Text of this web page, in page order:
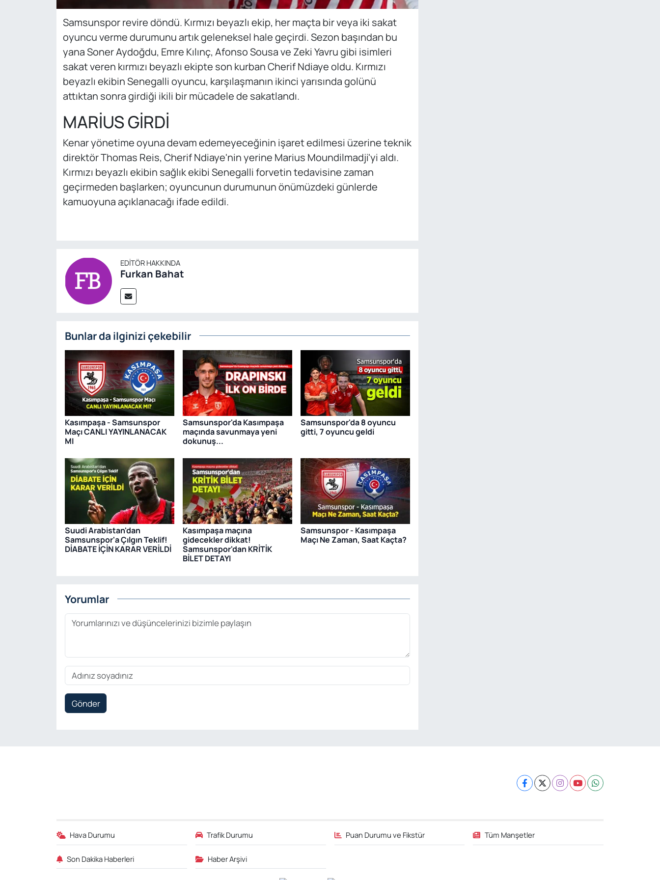
Samsunspor revire döndü. Kırmızı beyazlı ekip, her maçta bir veya iki sakat
oyuncu verme durumunu artık geleneksel hale geçirdi. Sezon başından bu
yana Soner Aydoğdu, Emre Kılınç, Afonso Sousa ve Zeki Yavru gibi isimleri
sakat veren kırmızı beyazlı ekipte son kurban Cherif Ndiaye oldu. Kırmızı
beyazlı ekibin Senegalli oyuncu, karşılaşmanın ikinci yarısında golünü
attıktan sonra girdiği ikili bir mücadele de sakatlandı.
MARİUS GİRDİ
Kenar yönetime oyuna devam edemeyeceğinin işaret edilmesi üzerine teknik
direktör Thomas Reis, Cherif Ndiaye'nin yerine Marius Moundilmadji'yi aldı.
Kırmızı beyazlı ekibin sağlık ekibi Senegalli forvetin tedavisine zaman
geçirmeden başlarken; oyuncunun durumunun önümüzdeki günlerde
kamuoyuna açıklanacağı ifade edildi.
EDITÖR HAKKINDA
Furkan Bahat
Bunlar da ilginizi çekebilir
Kasımpaşa - Samsunspor
Maçı CANLI YAYINLANACAK
MI
Samsunspor'da Kasımpaşa
maçında savunmaya yeni
dokunuş...
Samsunspor'da 8 oyuncu
gitti, 7 oyuncu geldi
Suudi Arabistan'dan
Samsunspor'a Çılgın Teklif!
DİABATE İÇİN KARAR VERİLDİ
Kasımpaşa maçına
gidecekler dikkat!
Samsunspor'dan KRİTİK
BİLET DETAYI
Samsunspor - Kasımpaşa
Maçı Ne Zaman, Saat Kaçta?
Yorumlar
Gönder
Hava Durumu Trafik Durumu Puan Durumu ve Fikstür Tüm Manşetler
Son Dakika Haberleri Haber Arşivi